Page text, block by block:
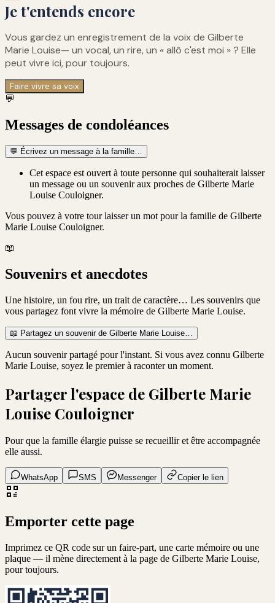
Je t'entends encore
Vous gardez un enregistrement de la voix de Gilberte
Marie Louise— un vocal, un rire, un « allô c'est moi » ? Elle
peut vivre ici, pour toujours.
Faire vivre sa voix
💬
Messages de condoléances
💬 Écrivez un message à la famille…
Cet espace est ouvert à toute personne qui souhaiterait laisser
un message ou un souvenir aux proches de Gilberte Marie
Louise Couloigner.
Vous pouvez à votre tour laisser un mot pour la famille de Gilberte
Marie Louise Couloigner.
📖
Souvenirs et anecdotes
Une histoire, un fou rire, un trait de caractère… Les souvenirs que
vous partagez font vivre la mémoire de Gilberte Marie Louise.
📖 Partagez un souvenir de Gilberte Marie Louise…
Aucun souvenir partagé pour l'instant. Si vous avez connu Gilberte
Marie Louise, soyez le premier à raconter un moment.
Partager l'espace de Gilberte Marie
Louise Couloigner
Pour que la famille élargie puisse se recueillir et être accompagnée
elle aussi.
WhatsApp SMS Messenger Copier le lien
Emporter cette page
Imprimez ce QR code sur un faire-part, une carte mémoire ou une
plaque — il mène directement à la page de Gilberte Marie Louise,
pour toujours.